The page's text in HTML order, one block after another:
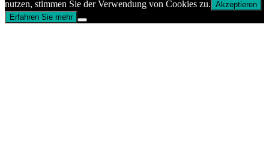
nutzen, stimmen Sie der Verwendung von Cookies zu. Akzeptieren
Erfahren Sie mehr